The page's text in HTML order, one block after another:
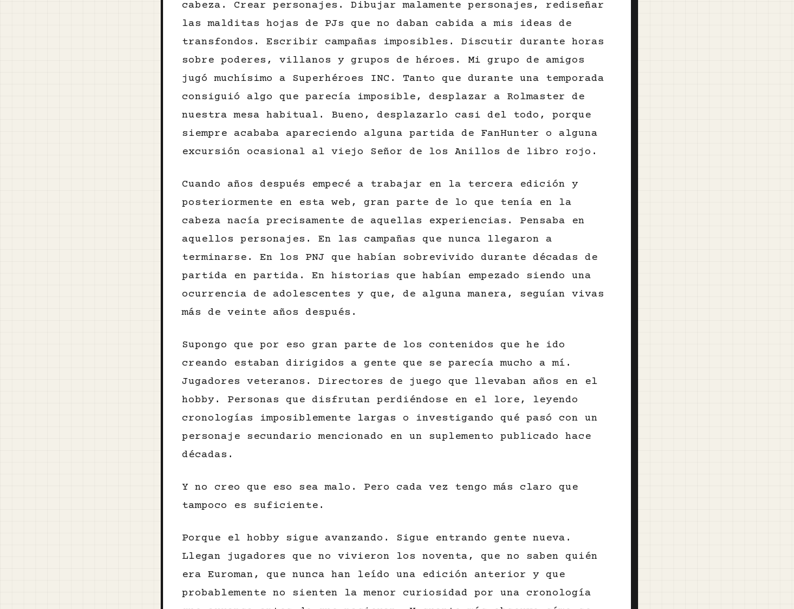
cabeza. Crear personajes. Dibujar malamente personajes, rediseñar
las malditas hojas de PJs que no daban cabida a mis ideas de
transfondos. Escribir campañas imposibles. Discutir durante horas
sobre poderes, villanos y grupos de héroes. Mi grupo de amigos
jugó muchísimo a Superhéroes INC. Tanto que durante una temporada
consiguió algo que parecía imposible, desplazar a Rolmaster de
nuestra mesa habitual. Bueno, desplazarlo casi del todo, porque
siempre acababa apareciendo alguna partida de FanHunter o alguna
excursión ocasional al viejo Señor de los Anillos de libro rojo.
Cuando años después empecé a trabajar en la tercera edición y
posteriormente en esta web, gran parte de lo que tenía en la
cabeza nacía precisamente de aquellas experiencias. Pensaba en
aquellos personajes. En las campañas que nunca llegaron a
terminarse. En los PNJ que habían sobrevivido durante décadas de
partida en partida. En historias que habían empezado siendo una
ocurrencia de adolescentes y que, de alguna manera, seguían vivas
más de veinte años después.
Supongo que por eso gran parte de los contenidos que he ido
creando estaban dirigidos a gente que se parecía mucho a mí.
Jugadores veteranos. Directores de juego que llevaban años en el
hobby. Personas que disfrutan perdiéndose en el lore, leyendo
cronologías imposiblemente largas o investigando qué pasó con un
personaje secundario mencionado en un suplemento publicado hace
décadas.
Y no creo que eso sea malo. Pero cada vez tengo más claro que
tampoco es suficiente.
Porque el hobby sigue avanzando. Sigue entrando gente nueva.
Llegan jugadores que no vivieron los noventa, que no saben quién
era Euroman, que nunca han leído una edición anterior y que
probablemente no sienten la menor curiosidad por una cronología